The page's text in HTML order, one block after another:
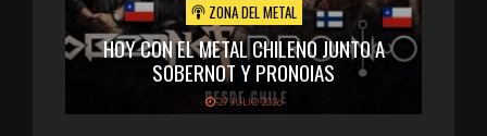
ZONA DEL METAL
HOY CON EL METAL CHILENO JUNTO A
SOBERNOT Y PRONOIAS
27 JULIO 2026